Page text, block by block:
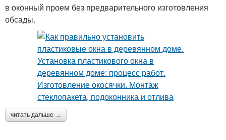
в оконный проем без предварительного изготовления
обсады.
читать дальше →